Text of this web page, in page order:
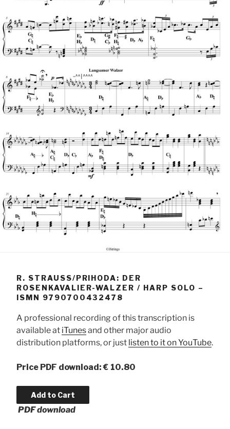
R. STRAUSS/PRIHODA: DER
ROSENKAVALIER-WALZER / HARP SOLO –
ISMN 9790700432478
A professional recording of this transcription is
available at iTunesand other major audio
distribution platforms, or just listen to it on YouTube.
Price PDF download: € 10.80
PDF download